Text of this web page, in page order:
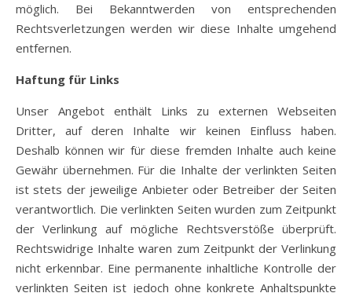
möglich. Bei Bekanntwerden von entsprechenden
Rechtsverletzungen werden wir diese Inhalte umgehend
entfernen.
Haftung für Links
Unser Angebot enthält Links zu externen Webseiten
Dritter, auf deren Inhalte wir keinen Einfluss haben.
Deshalb können wir für diese fremden Inhalte auch keine
Gewähr übernehmen. Für die Inhalte der verlinkten Seiten
ist stets der jeweilige Anbieter oder Betreiber der Seiten
verantwortlich. Die verlinkten Seiten wurden zum Zeitpunkt
der Verlinkung auf mögliche Rechtsverstöße überprüft.
Rechtswidrige Inhalte waren zum Zeitpunkt der Verlinkung
nicht erkennbar. Eine permanente inhaltliche Kontrolle der
verlinkten Seiten ist jedoch ohne konkrete Anhaltspunkte